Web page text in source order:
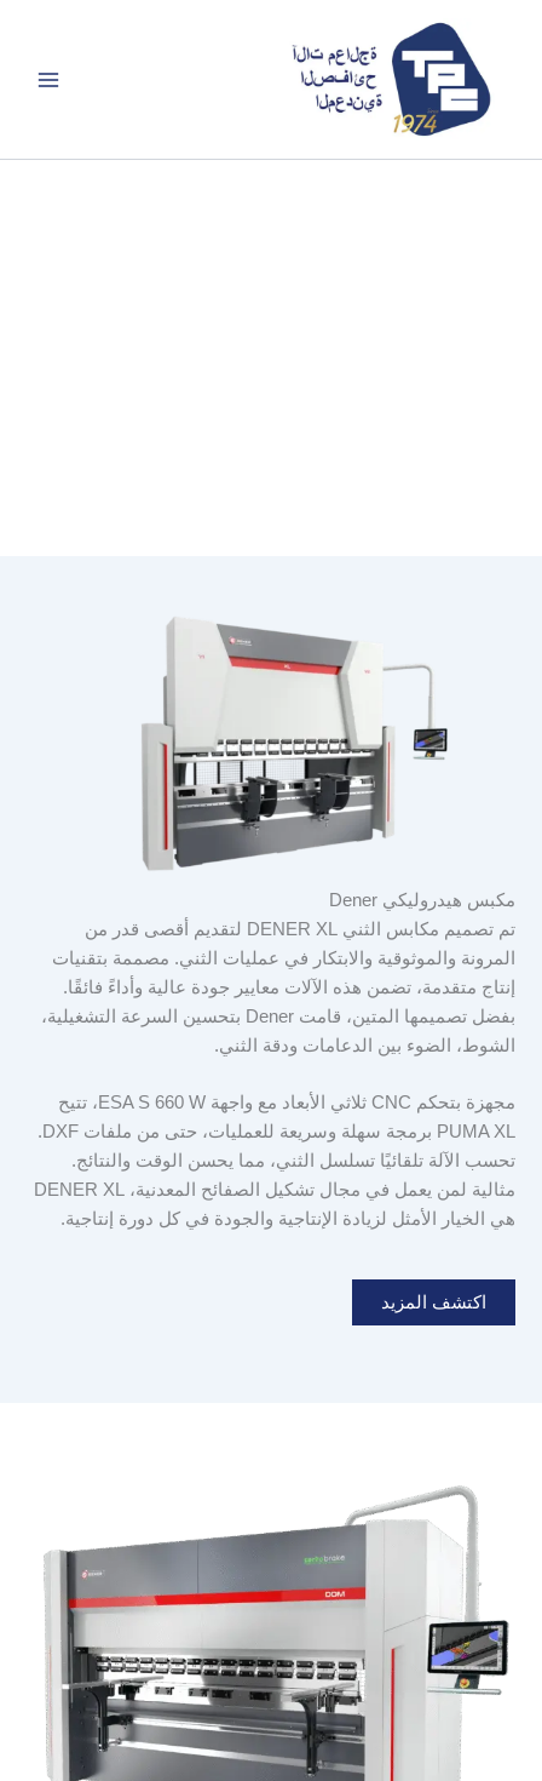
المحتوى
مكبس هيدروليكي Dener
تم تصميم مكابس الثني DENER XL لتقديم أقصى قدر من
المرونة والموثوقية والابتكار في عمليات الثني. مصممة بتقنيات
إنتاج متقدمة، تضمن هذه الآلات معايير جودة عالية وأداءً فائقًا.
بفضل تصميمها المتين، قامت Dener بتحسين السرعة التشغيلية،
الشوط، الضوء بين الدعامات ودقة الثني.
مجهزة بتحكم CNC ثلاثي الأبعاد مع واجهة ESA S 660 W، تتيح
PUMA XL برمجة سهلة وسريعة للعمليات، حتى من ملفات DXF.
تحسب الآلة تلقائيًا تسلسل الثني، مما يحسن الوقت والنتائج.
مثالية لمن يعمل في مجال تشكيل الصفائح المعدنية، DENER XL
هي الخيار الأمثل لزيادة الإنتاجية والجودة في كل دورة إنتاجية.
اكتشف المزيد